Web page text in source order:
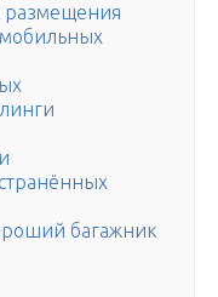
размещения
багажник